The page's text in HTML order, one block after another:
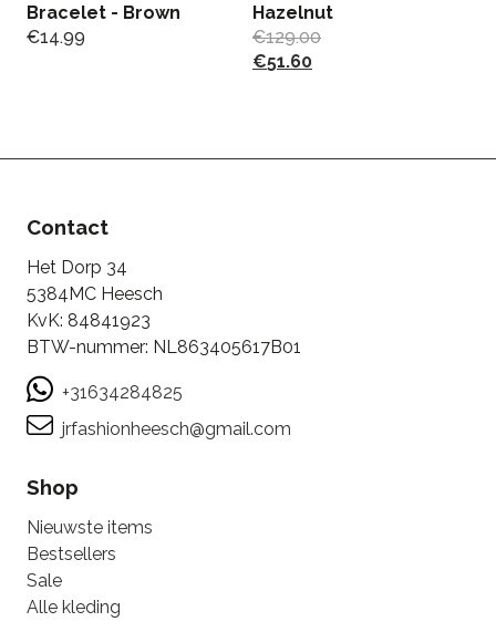
Bracelet - Brown
€14.99
Hazelnut
€129.00
€51.60
Contact
Het Dorp 34
5384MC Heesch
KvK: 84841923
BTW-nummer: NL863405617B01
+31634284825
jrfashionheesch@gmail.com
Shop
Nieuwste items
Bestsellers
Sale
Alle kleding